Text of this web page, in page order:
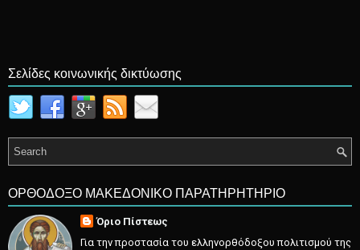
Σελίδες κοινωνικής δικτύωσης
ΟΡΘΟΔΟΞΟ ΜΑΚΕΔΟΝΙΚΟ ΠΑΡΑΤΗΡΗΤΗΡΙΟ
Όριο Πίστεως
Για την προστασία του ελληνορθόδοξου πολιτισμού της